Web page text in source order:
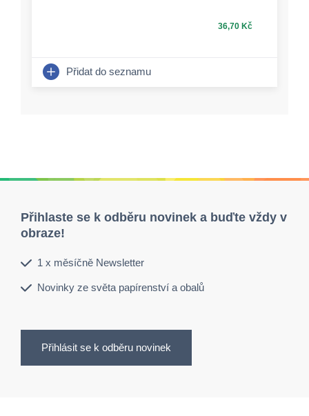
36,70 Kč
Přidat do seznamu
Přihlaste se k odběru novinek a buďte vždy v
obraze!
1 x měsíčně Newsletter
Novinky ze světa papírenství a obalů
Přihlásit se k odběru novinek